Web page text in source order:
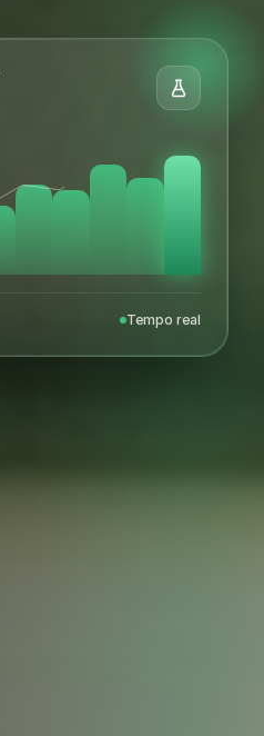
Tempo real